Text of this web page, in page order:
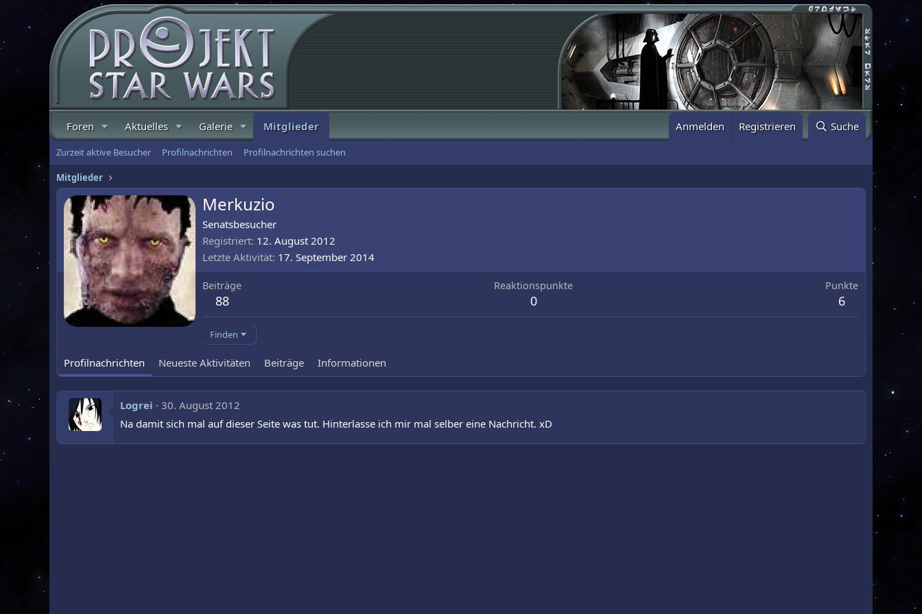
Foren Aktuelles Galerie Mitglieder Anmelden Registrieren Suche
Zurzeit aktive Besucher Profilnachrichten Profilnachrichten suchen
Mitglieder
Merkuzio
Senatsbesucher
Registriert 12. August 2012
Letzte Aktivität 17. September 2014
Beiträge
88
Reaktionspunkte
0
Punkte
6
Finden
Profilnachrichten Neueste Aktivitäten Beiträge Informationen
Logrei
30. August 2012
Na damit sich mal auf dieser Seite was tut. Hinterlasse ich mir mal selber eine Nachricht. xD